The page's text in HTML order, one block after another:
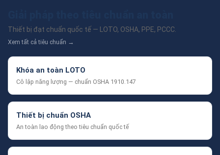
Thiết bị đạt chuẩn quốc tế — LOTO, OSHA, PPE, PCCC.
Xem tất cả tiêu chuẩn →
Khóa an toàn LOTO
Cô lập năng lượng — chuẩn OSHA 1910.147
Thiết bị chuẩn OSHA
An toàn lao động theo tiêu chuẩn quốc tế